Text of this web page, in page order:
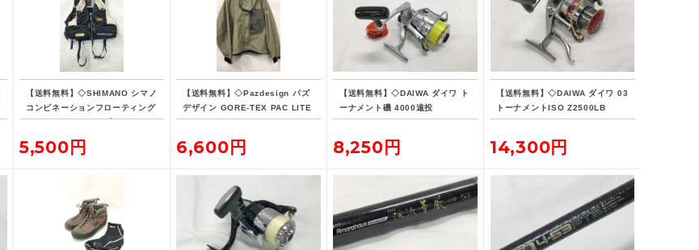
【送料無料】◇SHIMANO シマノ
コンビネーションフローティング
ベスト・リミテッドプロ VE-190
5,500円
【送料無料】◇Pazdesign パズ
デザイン GORE-TEX PAC LITE
フィッシングジャケット ZGR-10
6,600円
【送料無料】◇DAIWA ダイワ ト
ーナメント磯 4000遠投
8,250円
【送料無料】◇DAIWA ダイワ 03
トーナメントISO Z2500LB
14,300円